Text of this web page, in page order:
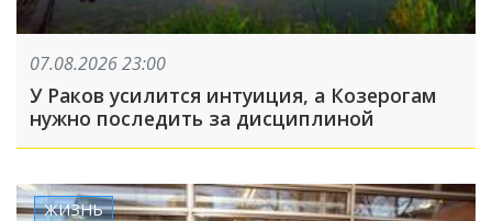
07.08.2026 23:00
У Раков усилится интуиция, а Козерогам
нужно последить за дисциплиной
ЖИЗНЬ